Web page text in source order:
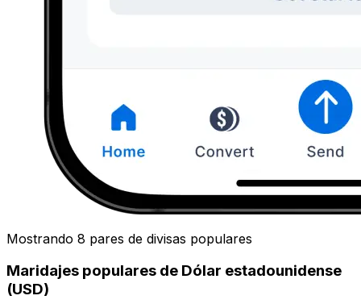
Mostrando 8 pares de divisas populares
Maridajes populares de Dólar estadounidense
(USD)